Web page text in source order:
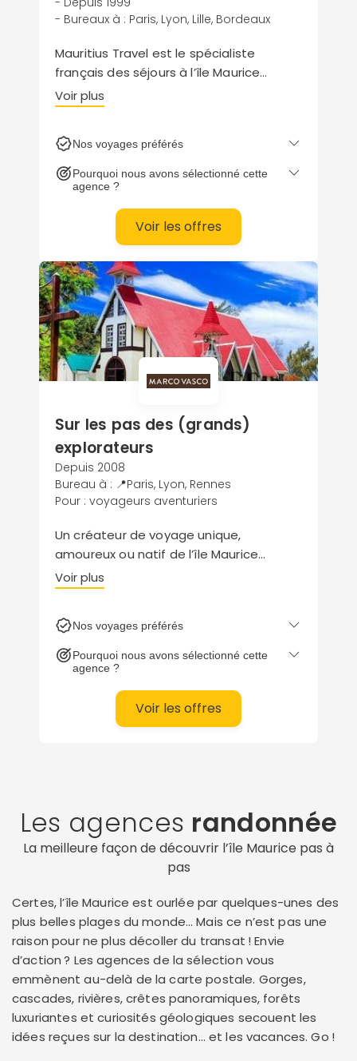
- Bureaux à : Paris, Lyon, Lille, Bordeaux
Mauritius Travel est le spécialiste
français des séjours à l’île Maurice
depuis plus de 25 ans. Chaque année
nous faisons découvrir notre île de cœur
conseillers visitent chaque année les
établissements et révisent notre
sélection pour vous garantir un voyage
à la hauteur de vos attentes.
Voir plus
Nos voyages préférés
Pourquoi nous avons sélectionné cette
agence ?
Voir les offres
Sur les pas des (grands)
explorateurs
Depuis 2008
Bureau à : 📍Paris, Lyon, Rennes
Pour : voyageurs aventuriers
Un créateur de voyage unique,
amoureux ou natif de l’île Maurice
exauce tous vos rêves de Robinson.
Le petit plus du voyagiste ? Sa
faciliter l’évasion.
Voir plus
Nos voyages préférés
Pourquoi nous avons sélectionné cette
agence ?
Voir les offres
Les agences randonnée
La meilleure façon de découvrir l’île Maurice pas à
pas
Certes, l’île Maurice est ourlée par quelques-unes des
plus belles plages du monde… Mais ce n’est pas une
raison pour ne plus décoller du transat ! Envie
d’action ? Les agences de la sélection vous
emmènent au-delà de la carte postale. Gorges,
cascades, rivières, crêtes panoramiques, forêts
luxuriantes et curiosités géologiques secouent les
idées reçues sur la destination… et les vacances. Go !